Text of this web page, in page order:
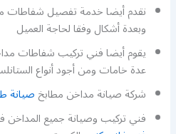
نقدم أيضا خدمة تفصيل شفاطات
وبعدة أشكال وفقا لحاجة العميل
يقوم أيضا فني تركيب شفاطات
عدة خامات ومن أجود أنواع
شركة صيانة مداخن مطابخصيانة
فني تركيب وصيانة جميع المداخن